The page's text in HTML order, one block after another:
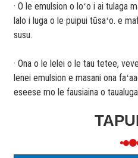
· O le emulsion o loʻo i ai tulaga
lalo i luga o le puipui tūsaʻo. e
susu.
· Ona o le lelei o le tau tetee,
lenei emulsion e masani ona
eseese mo le fausiaina o